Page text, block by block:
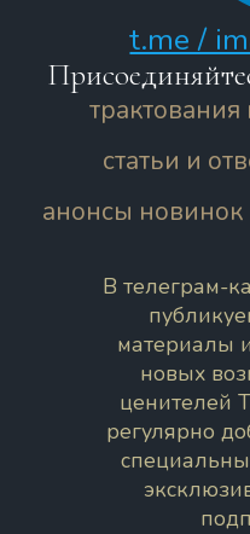
t.me /
трактования
статьи и
анонсы
В телеграм-
материалы
новых
ценителей
регулярно